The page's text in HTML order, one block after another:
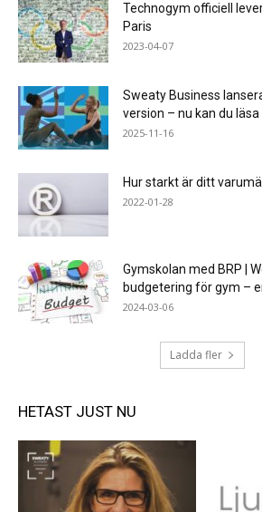
Technogym officiell
Paris
2023-04-07
Sweaty Business
version – nu kan du läsa
2025-11-16
Hur starkt är ditt
2022-01-28
Gymskolan med BRP |
budgetering för gym –
2024-03-06
Ladda fler
HETAST JUST NU